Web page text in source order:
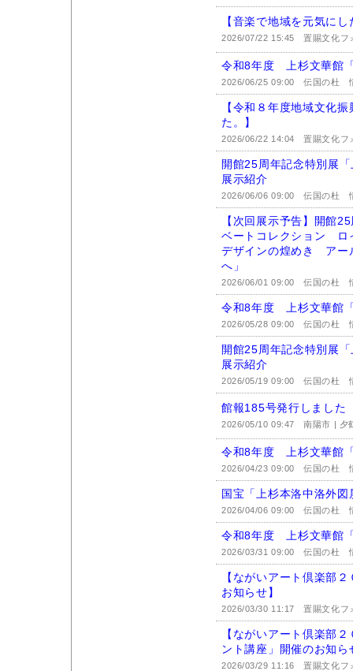
【音楽で地域を元気に
2026/07/22 15:45置賜文化フ
令和8年度 上杉文華館
2026/06/25 09:00伝国の杜
【令和８年度地域文化
た。】
2026/06/22 14:04置賜文化フ
開館25周年記念特別展
展示紹介
2026/06/06 09:00伝国の杜
【次回展示予告】開館
ベートコレクション ロ
デザインの煌めき アー
へ」
2026/06/01 09:00伝国の杜
令和8年度 上杉文華館
2026/05/28 09:00伝国の杜
開館25周年記念特別展
展示紹介
2026/05/19 09:00伝国の杜
館報185号発行しました
2026/05/10 09:47南陽市 | 夕
令和8年度 上杉文華館
2026/04/23 09:00伝国の杜
国宝「上杉本洛中洛外
2026/04/06 09:00伝国の杜
令和8年度 上杉文華館
2026/03/31 09:00伝国の杜
【ながいアート倶楽部
お知らせ】
2026/03/30 11:17置賜文化フ
【ながいアート倶楽部
ント講座」開催のお知ら
2026/03/29 11:16置賜文化フ